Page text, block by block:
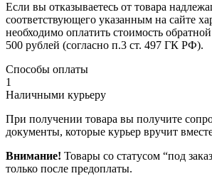
Если вы отказываетесь от товара
соответствующего указанным на сайте
необходимо оплатить стоимость
500 рублей (согласно п.3 ст. 497 ГК РФ).
Способы оплаты
1
Наличными курьеру
При получении товара вы получите
документы, которые курьер вручит
Внимание! Товары со статусом “под
только после предоплаты.